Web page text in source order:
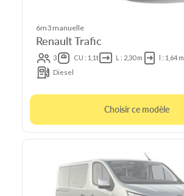
6m3 manuelle
Renault Trafic
3 CU : 1,1t L : 2,30 m l : 1,64 m
Diesel
Choisir ce modèle